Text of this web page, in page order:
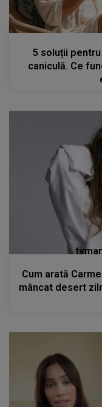
5 soluții
caniculă. Ce
Cum arată
mâncat desert